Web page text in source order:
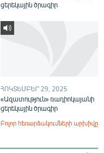
ցերեկային ծրագիր
ՀՈԿՏԵՄԲԵՐ 29, 2025
«Ազատություն» ռադիոկայանի
ցերեկային ծրագիր
Բոլոր հեռարձակումների արխիվը